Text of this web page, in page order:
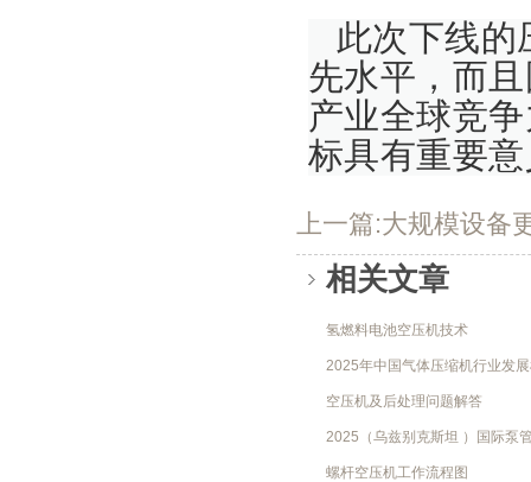
此次下线的
先水平，而
产业全球竞
标具有重要
上一篇:大规模设备
相关文章
氢燃料电池空压机技术
2025年中国气体压缩机行业发
空压机及后处理问题解答
2025（乌兹别克斯坦 ）国际泵
螺杆空压机工作流程图